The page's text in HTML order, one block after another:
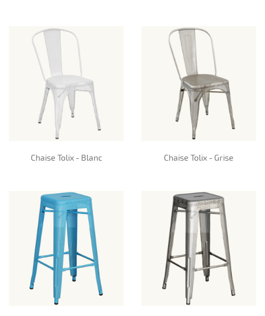
Chaise Tolix - Blanc Chaise Tolix - Grise